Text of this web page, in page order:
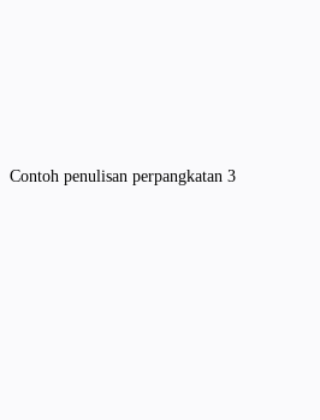
Contoh penulisan perpangkatan 3